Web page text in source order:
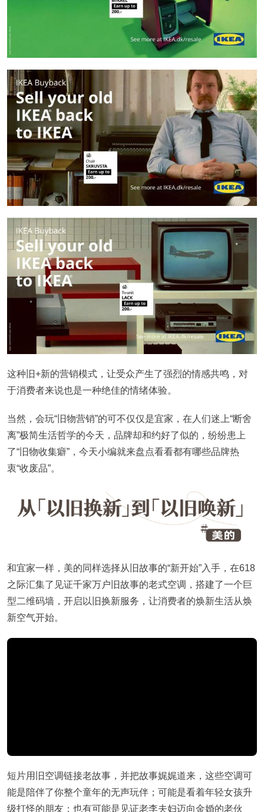
这种旧+新的营销模式，让受众产生了强烈的情感共鸣，对
于消费者来说也是一种绝佳的情绪体验。
当然，会玩“旧物营销”的可不仅仅是宜家，在人们迷上“断舍
离”极简生活哲学的今天，品牌却和约好了似的，纷纷患上
了“旧物收集癖”，今天小编就来盘点看看都有哪些品牌热
衷“收废品”。
和宜家一样，美的同样选择从旧故事的“新开始”入手，在618
之际汇集了见证千家万户旧故事的老式空调，搭建了一个巨
型二维码墙，开启以旧换新服务，让消费者的焕新生活从焕
新空气开始。
短片用旧空调链接老故事，并把故事娓娓道来，这些空调可
能是陪伴了你整个童年的无声玩伴；可能是看着年轻女孩升
级打怪的朋友；也有可能是见证老李夫妇迈向金婚的老伙